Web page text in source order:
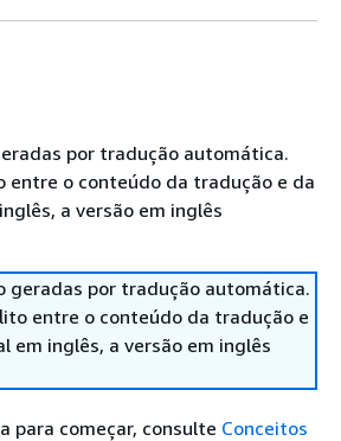
por tradução automática.
entre o conteúdo da tradução e da
a versão em inglês
geradas por tradução automática.
entre o conteúdo da tradução e
em inglês, a versão em inglês
para começar, consulte Conceitos